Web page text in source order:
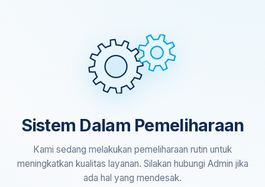
Sistem Dalam Pemeliharaan
Kami sedang melakukan pemeliharaan rutin untuk
meningkatkan kualitas layanan. Silakan hubungi Admin jika
ada hal yang mendesak.